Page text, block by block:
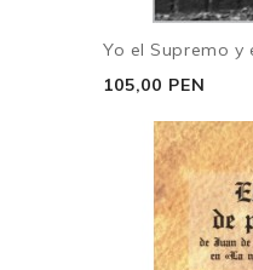
Yo el Supremo y
105,00 PEN